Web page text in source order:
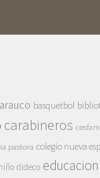
arauco basquetbol
carabineros cesfam
pastora colegio nueva
dideco educacion